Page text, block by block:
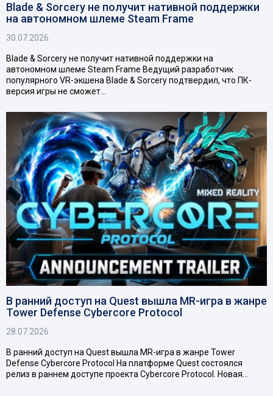
Blade & Sorcery не получит нативной поддержки
на автономном шлеме Steam Frame
30.07.2026
Blade & Sorcery не получит нативной поддержки на
автономном шлеме Steam Frame Ведущий разработчик
популярного VR-экшена Blade & Sorcery подтвердил, что ПК-
версия игры не сможет…
В ранний доступ на Quest вышла MR-игра в жанре
Tower Defense Cybercore Protocol
28.07.2026
В ранний доступ на Quest вышла MR-игра в жанре Tower
Defense Cybercore Protocol На платформе Quest состоялся
релиз в раннем доступе проекта Cybercore Protocol. Новая…